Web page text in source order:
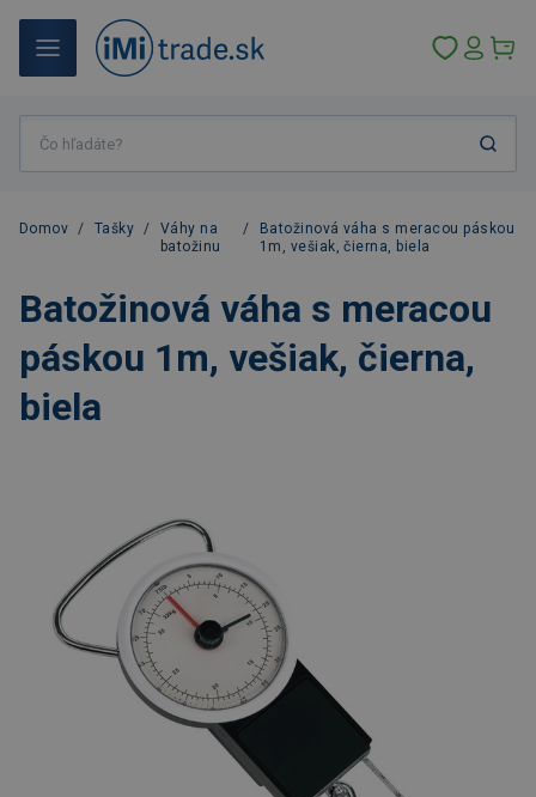
Domov / Tašky /
Váhy na
batožinu
/
Batožinová váha s meracou páskou
1m, vešiak, čierna, biela
Batožinová váha s meracou
páskou 1m, vešiak, čierna,
biela